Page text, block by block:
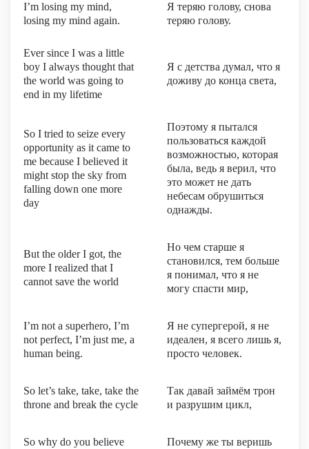
I’m losing my mind,
losing my mind again.
Я теряю голову, снова
теряю голову.
Ever since I was a little
boy I always thought that
the world was going to
end in my lifetime
Я с детства думал, что я
доживу до конца света,
So I tried to seize every
opportunity as it came to
me because I believed it
might stop the sky from
falling down one more
day
Поэтому я пытался
пользоваться каждой
возможностью, которая
была, ведь я верил, что
это может не дать
небесам обрушиться
однажды.
But the older I got, the
more I realized that I
cannot save the world
Но чем старше я
становился, тем больше
я понимал, что я не
могу спасти мир,
I’m not a superhero, I’m
not perfect, I’m just me, a
human being.
Я не супергерой, я не
идеален, я всего лишь я,
просто человек.
So let’s take, take, take the
throne and break the cycle
Так давай займём трон
и разрушим цикл,
So why do you believe
Почему же ты веришь